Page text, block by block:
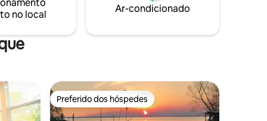
para
no local
Ar-condicionado
Preferido dos hóspedes
Preferido dos hóspedes